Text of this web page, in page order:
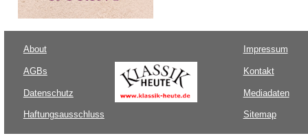
About
AGBs
Datenschutz
Haftungsausschluss
Impressum
Kontakt
Mediadaten
Sitemap